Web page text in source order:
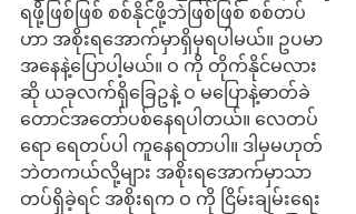
ရဖို့ဖြစ်ဖြစ် စစ်နိုင်ဖို့ဘဲဖြစ်ဖြစ် စစ်တပ်
ဟာ အစိုးရအောက်မှာရှိမှရပါမယ်။ ဥပမာ
အနေနဲ့ပြောပါ့မယ်။ ဝ ကို တိုက်နိုင်မလား
ဆို ယခုလက်ရှိခြေဥနဲ့ ဝ မပြောနဲ့ဓာတ်ခဲ
တောင်အတော်ပစ်နေရပါတယ်။ လေတပ်
ရော ရေတပ်ပါ ကူနေရတာပါ။ ဒါမှမဟုတ်
ဘဲတကယ်လို့များ အစိုးရအောက်မှာသာ
တပ်ရှိခဲ့ရင် အစိုးရက ဝ ကို ငြိမ်းချမ်းရေး